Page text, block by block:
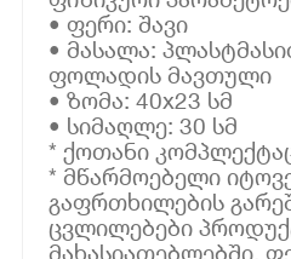
• ფერი: შავი
• მასალა:
ფოლადის მავთული
• ზომა: 40x23 სმ
• სიმაღლე: 30 სმ
* ქოთანი
* მწარმოებელი
გაფრთხილების
ცვლილებები
მახასიათებლებში,